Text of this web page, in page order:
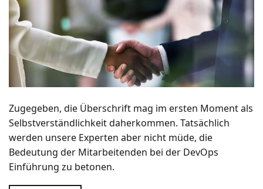
Zugegeben, die Überschrift mag im ersten Moment als
Selbstverständlichkeit daherkommen. Tatsächlich
werden unsere Experten aber nicht müde, die
Bedeutung der Mitarbeitenden bei der DevOps
Einführung zu betonen.